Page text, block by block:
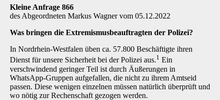
Kleine Anfrage 866
des Abgeordneten Markus Wagner vom 05.12.2022
Was bringen die Extremismusbeauftragten der Polizei?
In Nordrhein-Westfalen üben ca. 57.800 Beschäftigte ihren
Dienst für unsere Sicherheit bei der Polizei aus.1 Ein
verschwindend geringer Teil ist durch Äußerungen in
WhatsApp-Gruppen aufgefallen, die nicht zu ihrem Amtseid
passen. Diese wenigen einzelnen müssen natürlich überprüft und
wo nötig zur Rechenschaft gezogen werden.